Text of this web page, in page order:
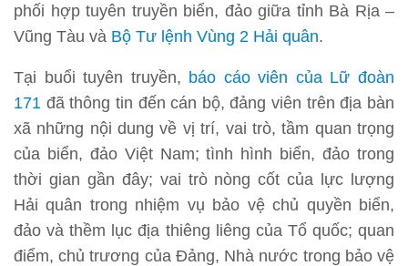
phối hợp tuyên truyền biển, đảo giữa tỉnh Bà Rịa –
Vũng Tàu và Bộ Tư lệnh Vùng 2 Hải quân.
Tại buổi tuyên truyền, báo cáo viên của Lữ đoàn
171 đã thông tin đến cán bộ, đảng viên trên địa bàn
xã những nội dung về vị trí, vai trò, tầm quan trọng
của biển, đảo Việt Nam; tình hình biển, đảo trong
thời gian gần đây; vai trò nòng cốt của lực lượng
Hải quân trong nhiệm vụ bảo vệ chủ quyền biển,
đảo và thềm lục địa thiêng liêng của Tổ quốc; quan
điểm, chủ trương của Đảng, Nhà nước trong bảo vệ